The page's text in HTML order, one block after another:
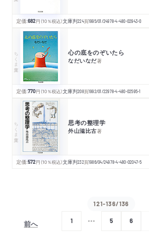
定価:682円 （10％税込）文庫判224頁1995/01/24978-4-480-02943-0
ちくま文庫 心の底をのぞいたら
なだいなだ著
定価:770円 （10％税込）文庫判208頁1992/01/22978-4-480-02595-1
ちくま文庫 思考の整理学
外山滋比古著
定価:572円 （10％税込）文庫判232頁1986/04/24978-4-480-02047-5
前へ
121-136/136
1 5 6